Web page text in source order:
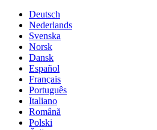
Deutsch
Nederlands
Svenska
Norsk
Dansk
Español
Français
Português
Italiano
Română
Polski